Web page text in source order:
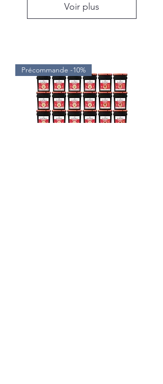
Voir plus
Précommande -10%